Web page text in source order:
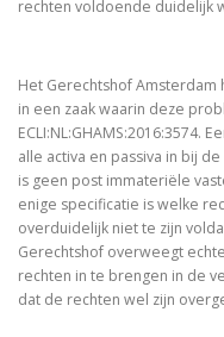
rechten voldoende duidelijk
Het Gerechtshof Amsterdam
in een zaak waarin deze
ECLI:NL:GHAMS:2016:3574.
alle activa en passiva in bij
is geen post immateriële
enige specificatie is welke
overduidelijk niet te zijn
Gerechtshof overweegt
rechten in te brengen in de
dat de rechten wel zijn